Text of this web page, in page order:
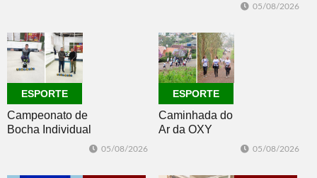
dia 10
05/08/2026
ESPORTE
Campeonato de
Bocha Individual
05/08/2026
ESPORTE
Caminhada do
Ar da OXY
05/08/2026